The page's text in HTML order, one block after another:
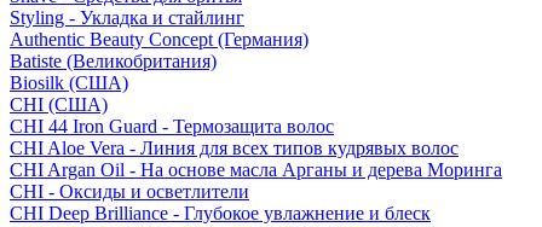
Styling - Укладка и стайлинг
Authentic Beauty Concept (Германия)
Batiste (Великобритания)
Biosilk (США)
CHI (США)
CHI 44 Iron Guard - Термозащита волос
CHI Aloe Vera - Линия для всех типов кудрявых волос
CHI Argan Oil - На основе масла Арганы и дерева Моринга
CHI - Оксиды и осветлители
CHI Deep Brilliance - Глубокое увлажнение и блеск